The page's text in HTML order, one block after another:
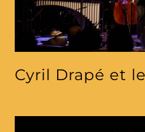
Cyril Drapé et